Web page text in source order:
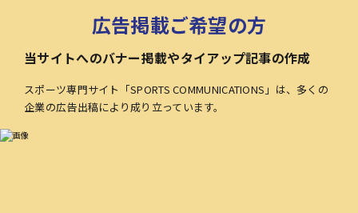
広告掲載ご希望の方
当サイトへのバナー掲載やタイアップ記事の作成
スポーツ専門サイト「SPORTS COMMUNICATIONS」は、多くの
企業の広告出稿により成り立っています。